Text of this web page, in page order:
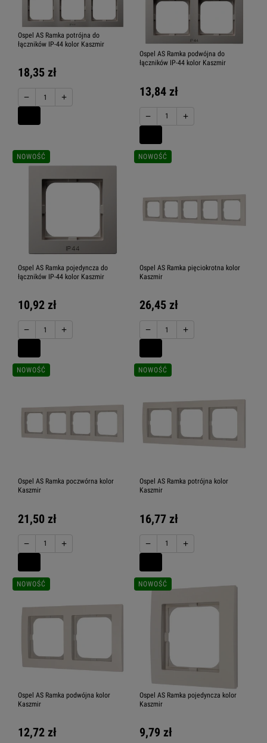
Ospel AS Ramka potrójna do
łączników IP-44 kolor Kaszmir
18,35 zł
− +
Ospel AS Ramka podwójna do
łączników IP-44 kolor Kaszmir
13,84 zł
− +
Ospel AS Ramka pojedyncza do
łączników IP-44 kolor Kaszmir
10,92 zł
− +
NOWOŚĆ
Ospel AS Ramka pięciokrotna kolor
Kaszmir
26,45 zł
− +
NOWOŚĆ
Ospel AS Ramka poczwórna kolor
Kaszmir
21,50 zł
− +
NOWOŚĆ
Ospel AS Ramka potrójna kolor
Kaszmir
16,77 zł
− +
NOWOŚĆ
Ospel AS Ramka podwójna kolor
Kaszmir
12,72 zł
NOWOŚĆ
Ospel AS Ramka pojedyncza kolor
Kaszmir
9,79 zł
NOWOŚĆ